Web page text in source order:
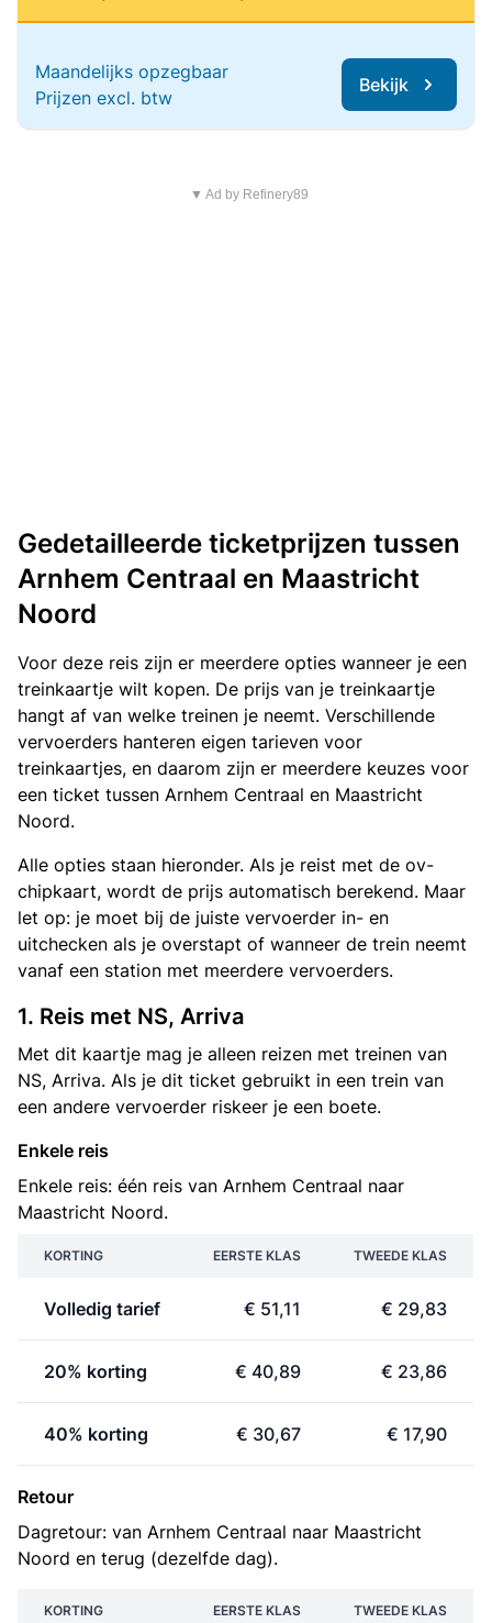
Maandelijks opzegbaar
Prijzen excl. btw
Bekijk
▼ Ad by Refinery89
Gedetailleerde ticketprijzen tussen
Arnhem Centraal en Maastricht
Noord
Voor deze reis zijn er meerdere opties wanneer je een
treinkaartje wilt kopen. De prijs van je treinkaartje
hangt af van welke treinen je neemt. Verschillende
vervoerders hanteren eigen tarieven voor
treinkaartjes, en daarom zijn er meerdere keuzes voor
een ticket tussen Arnhem Centraal en Maastricht
Noord.
Alle opties staan hieronder. Als je reist met de ov-
chipkaart, wordt de prijs automatisch berekend. Maar
let op: je moet bij de juiste vervoerder in- en
uitchecken als je overstapt of wanneer de trein neemt
vanaf een station met meerdere vervoerders.
1. Reis met NS, Arriva
Met dit kaartje mag je alleen reizen met treinen van
NS, Arriva. Als je dit ticket gebruikt in een trein van
een andere vervoerder riskeer je een boete.
Enkele reis
Enkele reis: één reis van Arnhem Centraal naar
Maastricht Noord.
KORTING EERSTE KLAS TWEEDE KLAS
Volledig tarief € 51,11 € 29,83
20% korting € 40,89 € 23,86
40% korting € 30,67 € 17,90
Retour
Dagretour: van Arnhem Centraal naar Maastricht
Noord en terug (dezelfde dag).
KORTING EERSTE KLAS TWEEDE KLAS